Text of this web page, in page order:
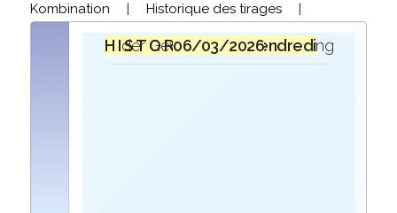
Kombination
| Historique des tirages |
H I S T O R I Q U E
bei der Ziehung der Gewinner des
vendredi 06/03/2026